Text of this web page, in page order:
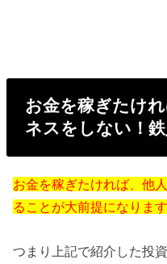
お金を稼ぎたけ
ネスをしない！鉄
お金を稼ぎたければ、他
ることが大前提になります
つまり上記で紹介した投